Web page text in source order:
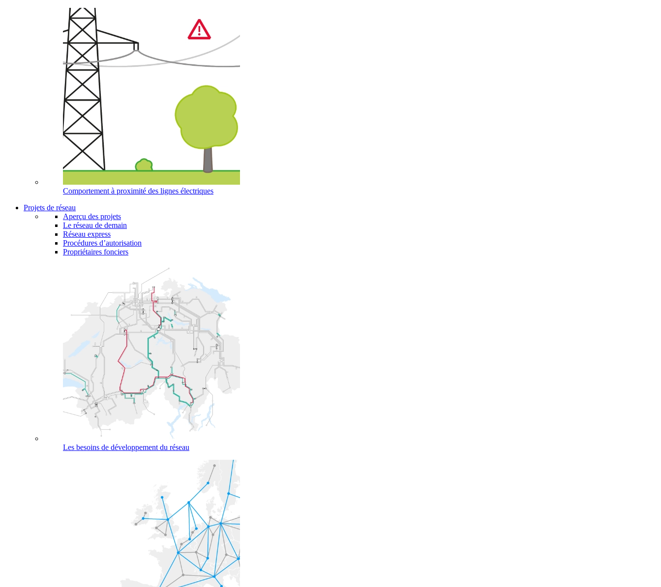
Comportement à proximité des lignes électriques
Projets de réseau
Aperçu des projets
Le réseau de demain
Réseau express
Procédures d’autorisation
Propriétaires fonciers
Les besoins de développement du réseau